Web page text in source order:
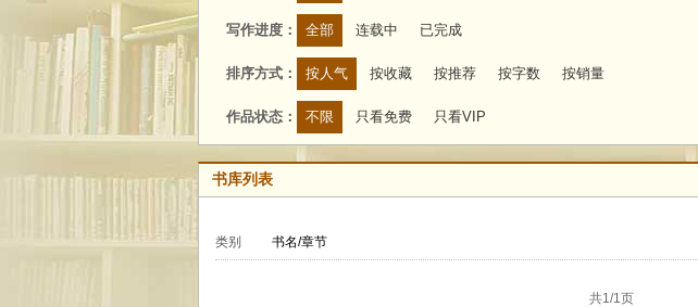
写作进度： 全部 连载中 已完成
排序方式： 按人气 按收藏 按推荐 按字数 按销量
作品状态： 不限 只看免费 只看VIP
书库列表
类别 书名/章节
共1/1页